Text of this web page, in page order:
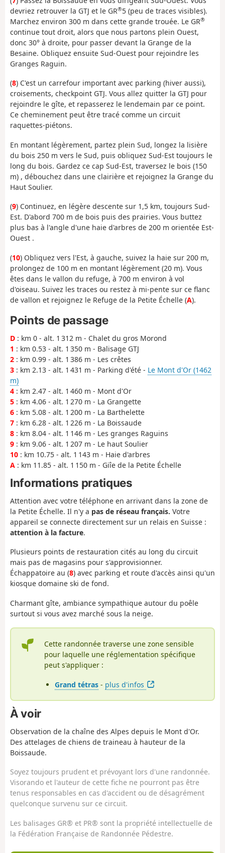
devriez retrouver la GTJ et le GR®5 (peu de traces visibles).
Marchez environ 300 m dans cette grande trouée. Le GR®
continue tout droit, alors que nous partons plein Ouest,
donc 30° à droite, pour passer devant la Grange de la
Besaine. Obliquez ensuite Sud-Ouest pour rejoindre les
Granges Raguin.
(8) C'est un carrefour important avec parking (hiver aussi),
croisements, checkpoint GTJ. Vous allez quitter la GTJ pour
rejoindre le gîte, et repasserez le lendemain par ce point.
Ce cheminement peut être tracé comme un circuit
raquettes-piétons.
En montant légèrement, partez plein Sud, longez la lisière
du bois 250 m vers le Sud, puis obliquez Sud-Est toujours le
long du bois. Gardez ce cap Sud-Est, traversez le bois (150
m) , débouchez dans une clairière et rejoignez la Grange du
Haut Soulier.
(9) Continuez, en légère descente sur 1,5 km, toujours Sud-
Est. D'abord 700 m de bois puis des prairies. Vous buttez
plus bas à l'angle d'une haie d'arbres de 200 m orientée Est-
Ouest .
(10) Obliquez vers l'Est, à gauche, suivez la haie sur 200 m,
prolongez de 100 m en montant légèrement (20 m). Vous
êtes dans le vallon du refuge, à 700 m environ à vol
d'oiseau. Suivez les traces ou restez à mi-pente sur ce flanc
de vallon et rejoignez le Refuge de la Petite Échelle (A).
Points de passage
D : km 0 - alt. 1 312 m - Chalet du gros Morond
1 : km 0.53 - alt. 1 350 m - Balisage GTJ
2 : km 0.99 - alt. 1 386 m - Les crêtes
3 : km 2.13 - alt. 1 431 m - Parking d'été - Le Mont d'Or (1462
m)
4 : km 2.47 - alt. 1 460 m - Mont d'Or
5 : km 4.06 - alt. 1 270 m - La Grangette
6 : km 5.08 - alt. 1 200 m - La Barthelette
7 : km 6.28 - alt. 1 226 m - La Boissaude
8 : km 8.04 - alt. 1 146 m - Les granges Raguins
9 : km 9.06 - alt. 1 207 m - Le haut Soulier
10 : km 10.75 - alt. 1 143 m - Haie d'arbres
A : km 11.85 - alt. 1 150 m - Giîe de la Petite Échelle
Informations pratiques
Attention avec votre téléphone en arrivant dans la zone de
la Petite Échelle. Il n'y a pas de réseau français. Votre
appareil se connecte directement sur un relais en Suisse :
attention à la facture.
Plusieurs points de restauration cités au long du circuit
mais pas de magasins pour s'approvisionner.
Échappatoire au (8) avec parking et route d'accès ainsi qu'un
kiosque domaine ski de fond.
Charmant gîte, ambiance sympathique autour du poêle
surtout si vous avez marché sous la neige.
Cette randonnée traverse une zone sensible
pour laquelle une réglementation spécifique
peut s'appliquer :
Grand tétras - plus d'infos
À voir
Observation de la chaîne des Alpes depuis le Mont d'Or.
Des attelages de chiens de traineau à hauteur de la
Boissaude.
Soyez toujours prudent et prévoyant lors d'une randonnée.
Visorando et l'auteur de cette fiche ne pourront pas être
tenus responsables en cas d'accident ou de désagrément
quelconque survenu sur ce circuit.
Les balisages GR® et PR® sont la propriété intellectuelle de
la Fédération Française de Randonnée Pédestre.